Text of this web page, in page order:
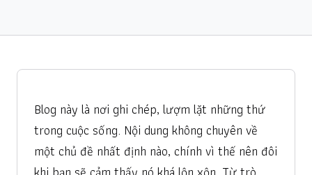
Blog này là nơi ghi chép, lượm lặt những thứ
trong cuộc sống. Nội dung không chuyên về
một chủ đề nhất định nào, chính vì thế nên đôi